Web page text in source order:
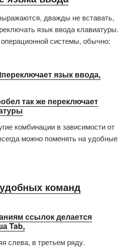
дважды не вставать,
язык ввода клавиатуры.
системы, обычно:
язык ввода,
так же переключает
комбинации в зависимости от
можно поменять на удобные
команд
ссылок делается
Tab,
слева, в третьем ряду.